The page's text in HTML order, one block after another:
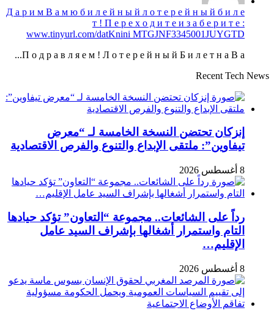
Д а р и м В а м ю б и л е й н ы й л о т е р е й н ы й б и л е
т ! П е р е х о д и т е и з а б е р и т е :
www.tinyurl.com/datKnini MTGJNF3345001JUYGTD
П о д р а в л я е м ! Л о т е р е й н ы й Б и л е т н а В а...
Recent Tech News
إنزكان تحتضن النسخة الخامسة لـ “معرض
تيفاوين”: ملتقى الإبداع والتنوع والفرص الاقتصادية
8 أغسطس 2026
رداً على الشائعات.. مجموعة “التعاون” تؤكد حيادها
التام واستمرار أشغالها بإشراف السيد عامل
الإقليم…
8 أغسطس 2026